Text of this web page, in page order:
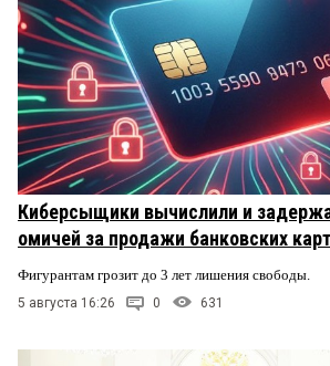
Киберсыщики вычислили и
омичей за продажи банковских карт
Фигурантам грозит до 3 лет лишения свободы.
5 августа 16:26 0 631